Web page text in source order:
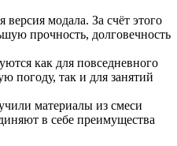
модала. За счёт этого
прочность, долговечность
как для повседневного
погоду, так и для занятий
материалы из смеси
в себе преимущества